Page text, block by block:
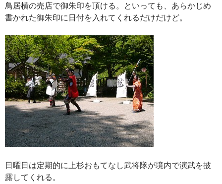
鳥居横の売店で御朱印を頂ける。といっても、あらかじめ
書かれた御朱印に日付を入れてくれるだけだけど。
日曜日は定期的に上杉おもてなし武将隊が境内で演武を披
露してくれる。